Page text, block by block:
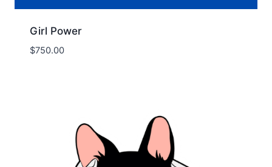
Girl Power
$750.00